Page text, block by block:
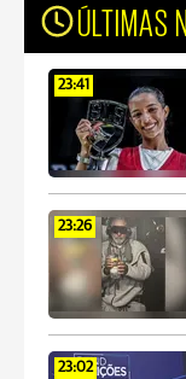
ÚLTIMAS
23:41
23:26
23:02